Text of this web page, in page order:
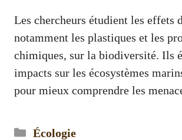
Les chercheurs étudient les effets
notamment les plastiques et les
chimiques, sur la biodiversité. Ils
impacts sur les écosystèmes
pour mieux comprendre les
Catégories
Écologie